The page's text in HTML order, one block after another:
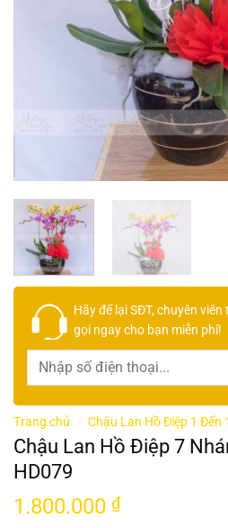
Hãy để lạiSĐT, chuyên viên
gọi ngay cho bạn miễn phí!
Trang chủ / Chậu Lan Hồ Điệp 1 Đến
Chậu Lan Hồ Điệp 7
HD079
1.800.000 ₫